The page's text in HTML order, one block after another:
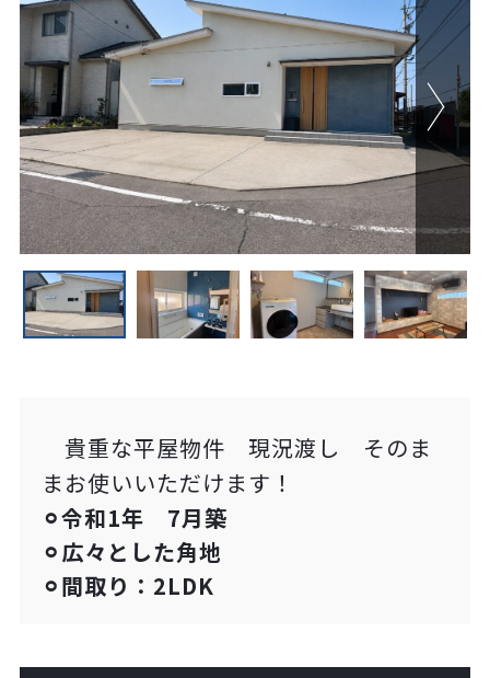
貴重な平屋物件 現況渡し そのま
まお使いいただけます！
⚪︎令和1年 7月築
⚪︎広々とした角地
⚪︎間取り：2LDK